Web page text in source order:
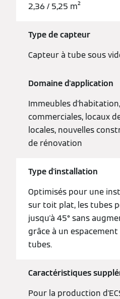
2,36 / 5,25 m²
Type de capteur
Capteur à tube sous
Domaine d'application
Immeubles
commerciales, locaux
locales, nouvelles
de rénovation
Type d'installation
Optimisés pour une
sur toit plat, les tubes
jusqu'à 45° sans
grâce à un
tubes.
Caractéristiques
Pour la production